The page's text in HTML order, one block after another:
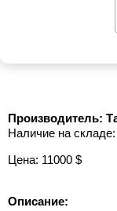
Производитель:
Наличие на
Цена: 11000 $
Описание: